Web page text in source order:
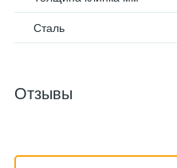
Сталь
Отзывы